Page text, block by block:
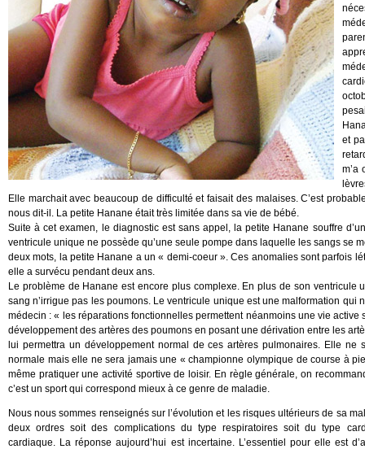
et
m’a
Elle marchait avec beaucoup de difficulté et faisait des malaises. C’est
nous dit-il. La petite Hanane était très limitée dans sa vie de bébé.
Suite à cet examen, le diagnostic est sans appel, la petite Hanane souffre
ventricule unique ne possède qu’une seule pompe dans laquelle les sangs se
deux mots, la petite Hanane a un « demi-coeur ». Ces anomalies sont parfois
elle a survécu pendant deux ans.
Le problème de Hanane est encore plus complexe. En plus de son
sang n’irrigue pas les poumons. Le ventricule unique est une malformation
médecin : « les réparations fonctionnelles permettent néanmoins une vie
développement des artères des poumons en posant une dérivation entre les
lui permettra un développement normal de ces artères pulmonaires. Elle
normale mais elle ne sera jamais une « championne olympique de course à
même pratiquer une activité sportive de loisir. En règle générale, on
c’est un sport qui correspond mieux à ce genre de maladie.
Nous nous sommes renseignés sur l’évolution et les risques ultérieurs de sa
deux ordres soit des complications du type respiratoires soit du type
cardiaque. La réponse aujourd’hui est incertaine. L’essentiel pour elle est